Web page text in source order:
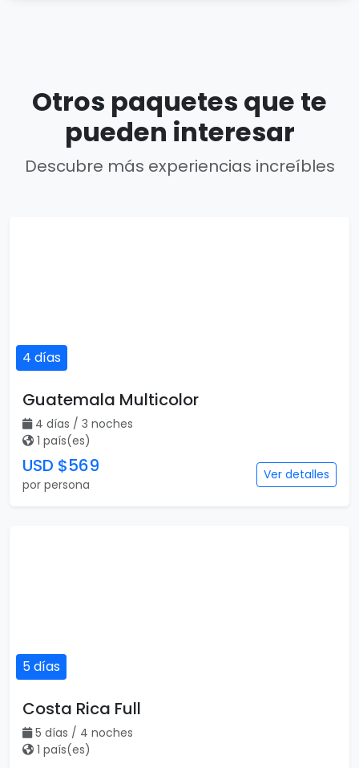
Otros paquetes que te
pueden interesar
Descubre más experiencias increíbles
4 días
Guatemala Multicolor
4 días / 3 noches
1 país(es)
USD $569
por persona
Ver detalles
5 días
Costa Rica Full
5 días / 4 noches
1 país(es)